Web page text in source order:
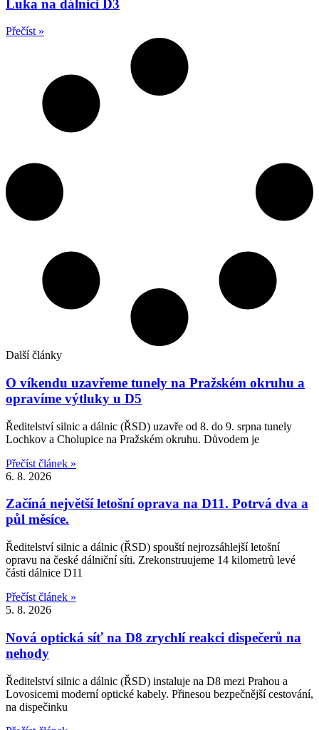
Luka na dálnici D3
Přečíst »
Další články
O víkendu uzavřeme tunely na Pražském okruhu a
opravíme výtluky u D5
Ředitelství silnic a dálnic (ŘSD) uzavře od 8. do 9. srpna tunely
Lochkov a Cholupice na Pražském okruhu. Důvodem je
Přečíst článek »
6. 8. 2026
Začíná největší letošní oprava na D11. Potrvá dva a
půl měsíce.
Ředitelství silnic a dálnic (ŘSD) spouští nejrozsáhlejší letošní
opravu na české dálniční síti. Zrekonstruujeme 14 kilometrů levé
části dálnice D11
Přečíst článek »
5. 8. 2026
Nová optická síť na D8 zrychlí reakci dispečerů na
nehody
Ředitelství silnic a dálnic (ŘSD) instaluje na D8 mezi Prahou a
Lovosicemi moderní optické kabely. Přinesou bezpečnější cestování,
na dispečinku